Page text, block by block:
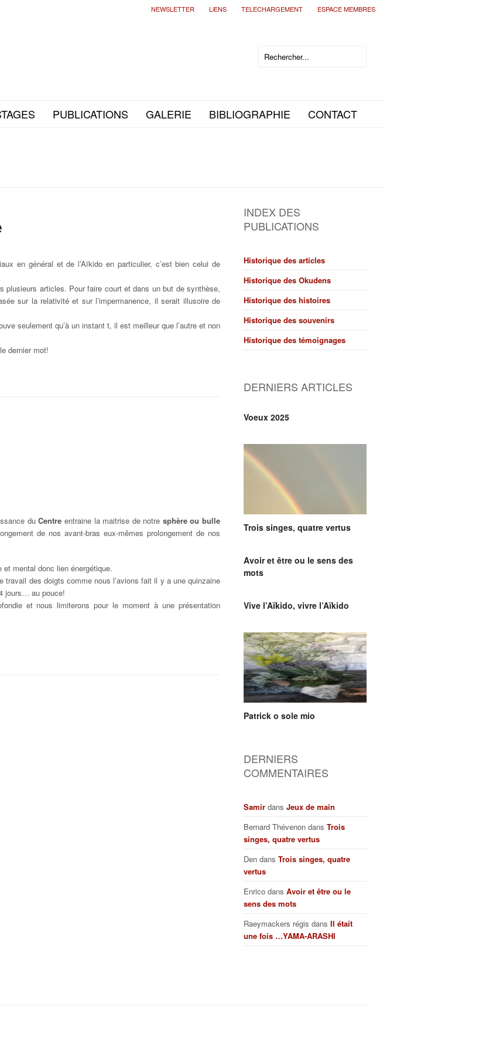
NEWSLETTER LiENS TELECHARGEMENT ESPACE MEMBRES
PUBLICATIONS GALERIE BIBLIOGRAPHIE CONTACT
en général et de l’Aïkido en particulier, c’est bien celui de
plusieurs articles. Pour faire court et dans un but de synthèse,
sur la relativité et sur l’impermanence, il serait illusoire de
seulement qu’à un instant t, il est meilleur que l’autre et non
dernier mot!
duCentre entraine la maitrise de notre sphère ou bulle
de nos avant-bras eux-mêmes prolongement de nos
mental donc lien énergétique.
des doigts comme nous l’avions fait il y a une quinzaine
jours… au pouce!
et nous limiterons pour le moment à une présentation
INDEX DES
PUBLICATIONS
Historique des articles
Historique des Okudens
Historique des histoires
Historique des souvenirs
Historique des témoignages
DERNIERS ARTICLES
Voeux 2025
Trois singes, quatre vertus
Avoir et être ou le sens des
mots
Vive l’Aïkido, vivre l’Aïkido
Patrick o sole mio
DERNIERS
COMMENTAIRES
Samir dans Jeux de main
Bernard Thévenon dans Trois
singes, quatre vertus
Den dans Trois singes, quatre
vertus
Enrico dans Avoir et être ou le
sens des mots
Raeymackers régis dans Il était
une fois …YAMA-ARASHI